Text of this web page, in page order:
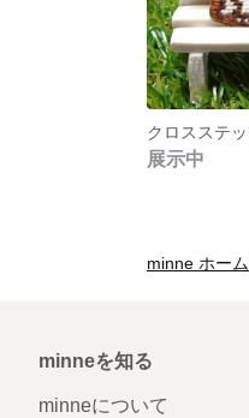
展示中
minne ホーム
minneを知る
minneについて